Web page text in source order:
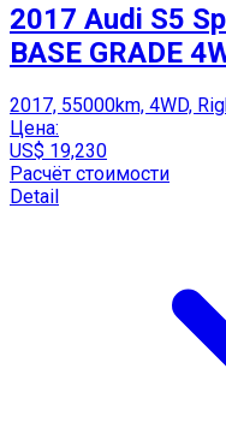
2017 Audi S5
BASE GRADE
2017, 55000km, 4WD,
Цена:
US$ 19,230
Расчёт стоимости
Detail